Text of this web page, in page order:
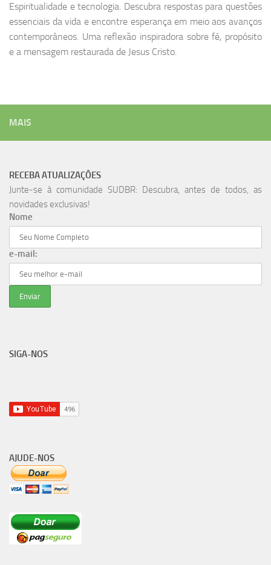
Espiritualidade e tecnologia. Descubra respostas para questões
essenciais da vida e encontre esperança em meio aos avanços
contemporâneos. Uma reflexão inspiradora sobre fé, propósito
e a mensagem restaurada de Jesus Cristo.
MAIS
RECEBA ATUALIZAÇÔES
Junte-se à comunidade SUDBR: Descubra, antes de todos, as
novidades exclusivas!
Nome
e-mail:
SIGA-NOS
AJUDE-NOS